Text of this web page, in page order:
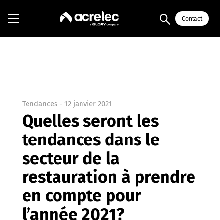
Contact
Tendances- 12 janvier 2021
Quelles seront les
tendances dans le
secteur de la
restauration à prendre
en compte pour
l’année 2021?